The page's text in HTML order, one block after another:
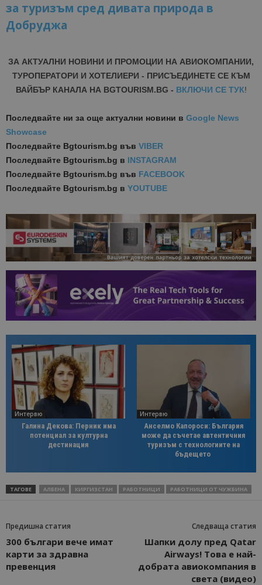
за туризъм сред дивата природа в
Добруджа
ЗА АКТУАЛНИ НОВИНИ И ПРОМОЦИИ НА АВИОКОМПАНИИ,
ТУРОПЕРАТОРИ И ХОТЕЛИЕРИ - ПРИСЪЕДИНЕТЕ СЕ КЪМ
ВАЙБЪР КАНАЛА НА BGTOURISM.BG - ВКЛЮЧИ СЕ ТУК!
Последвайте ни за още актуални новини в Google News
Showcase
Последвайте Bgtourism.bg във VIBER
Последвайте Bgtourism.bg в INSTAGRAM
Последвайте Bgtourism.bg във FACEBOOK
Последвайте Bgtourism.bg в YOUTUBE
Интервю
Галина Декова: Перник има
потенциал за културна
дестинация
Интервю
Анселмо Капороси: България
може да съчетае автентичния
туризъм с технологиите на
бъдещето
ТАГОВЕ АЛБЕНА КИРГИЗСТАН РАБОТНИЦИ РАБОТНИЦИ ОТ ЧУЖБИНА
Предишна статия
300 българи вече имат
карти за здравна
превенция
Следваща статия
Шапки долу пред Qatar
Airways! Това е най-
добрата авиокомпания в
света (видео)